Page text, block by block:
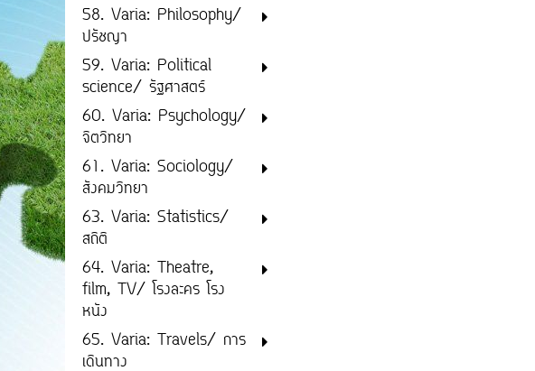
58. Varia: Philosophy/
ปรัชญา
59. Varia: Political
science/ รัฐศาสตร์
60. Varia: Psychology/
จิตวิทยา
61. Varia: Sociology/
สังคมวิทยา
63. Varia: Statistics/
สถิติ
64. Varia: Theatre,
film, TV/ โรงละคร โรง
หนัง
65. Varia: Travels/ การ
เดินทาง